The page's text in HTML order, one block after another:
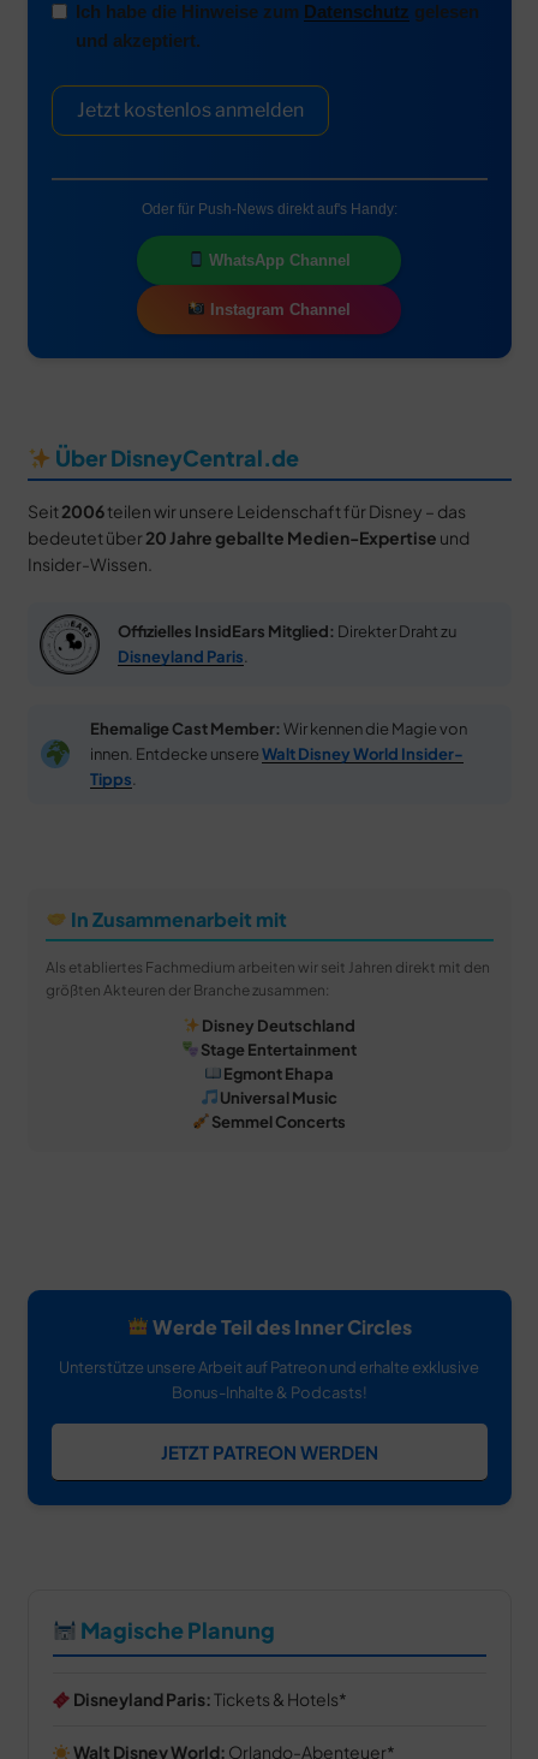
Ich habe die Hinweise zum Datenschutz gelesen
und akzeptiert.
Jetzt kostenlos anmelden
Oder für Push-News direkt auf's Handy:
WhatsApp Channel
Instagram Channel
Über DisneyCentral.de
Seit 2006teilen wir unsere Leidenschaft für Disney – das
bedeutet über 20 Jahre geballte Medien-Expertise und
Insider-Wissen.
Offizielles InsidEars Mitglied: Direkter Draht zu
Disneyland Paris
Ehemalige Cast Member: Wir kennen die Magie von
innen. Entdecke unsereWalt Disney World Insider-
Tipps
In Zusammenarbeit mit
Als etabliertes Fachmedium arbeiten wir seit Jahren direkt mit den
größten Akteuren der Branche zusammen:
Disney Deutschland
Stage Entertainment
Egmont Ehapa
Universal Music
Semmel Concerts
Werde Teil des Inner Circles
Unterstütze unsere Arbeit auf Patreon und erhalte exklusive
Bonus-Inhalte & Podcasts!
JETZT PATREON WERDEN
Magische Planung
Disneyland Paris:Tickets & Hotels
Walt Disney World: Orlando-Abenteuer